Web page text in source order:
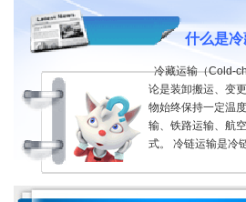
什么是冷
冷藏运输（Cold-
论是装卸搬运、变
物始终保持一定温
输、铁路运输、航
式。 冷链运输是冷